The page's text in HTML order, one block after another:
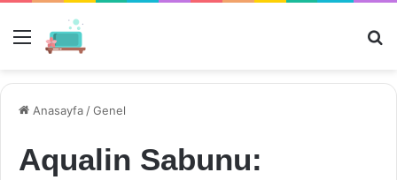
Menü
Anasayfa /Genel
Aqualin Sabunu: